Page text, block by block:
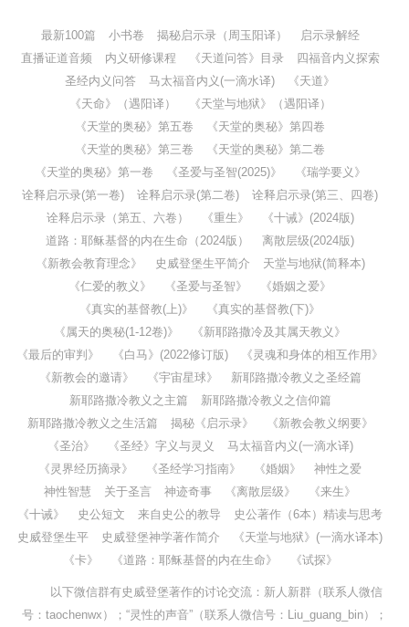
最新100篇 小书卷 揭秘启示录（周玉阳译）
启示录解经
直播证道音频
内义研修课程 《天道问答》目录
四福音内义探索
圣经内义问答
马太福音内义(一滴水译)
《天道》
《天命》（遇阳译）
《天堂与地狱》（遇阳译）
《天堂的奥秘》第五卷
《天堂的奥秘》第四卷
《天堂的奥秘》第三卷
《天堂的奥秘》第二卷
《天堂的奥秘》第一卷
《圣爱与圣智(2025)》
《瑞学要义》
诠释启示录(第一卷)
诠释启示录(第二卷)
诠释启示录(第三、四卷)
诠释启示录（第五、六卷）
《重生》
《十诫》(2024版)
道路：耶稣基督的内在生命（2024版）
离散层级(2024版)
《新教会教育理念》
史威登堡生平简介
天堂与地狱(简释本)
《仁爱的教义》
《圣爱与圣智》
《婚姻之爱》
《真实的基督教(上)》
《真实的基督教(下)》
《属天的奥秘(1-12卷)》
《新耶路撒冷及其属天教义》
《最后的审判》
《白马》(2022修订版)
《灵魂和身体的相互作用》
《新教会的邀请》
《宇宙星球》
新耶路撒冷教义之圣经篇
新耶路撒冷教义之主篇
新耶路撒冷教义之信仰篇
新耶路撒冷教义之生活篇
揭秘《启示录》
《新教会教义纲要》
《圣治》
《圣经》字义与灵义
马太福音内义(一滴水译)
《灵界经历摘录》
《圣经学习指南》 《婚姻》
神性之爱
神性智慧
关于圣言 神迹奇事 《离散层级》
《来生》
《十诫》
史公短文 来自史公的教导
史公著作（6本）精读与思考
史威登堡生平
史威登堡神学著作简介
《天堂与地狱》(一滴水译本)
《卡》
《道路：耶稣基督的内在生命》 《试探》
以下微信群有史威登堡著作的讨论交流：新人新群（联系人微信
号：taochenwx）；“灵性的声音”（联系人微信号：Liu_guang_bin）；